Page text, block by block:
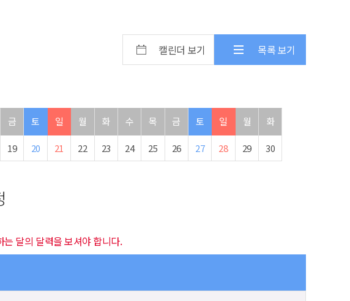
캘린더 보기 목록 보기
금 토 일 월 화 수 목 금 토 일 월 화
19 20 21 22 23 24 25 26 27 28 29 30
달의 달력을 보셔야 합니다.